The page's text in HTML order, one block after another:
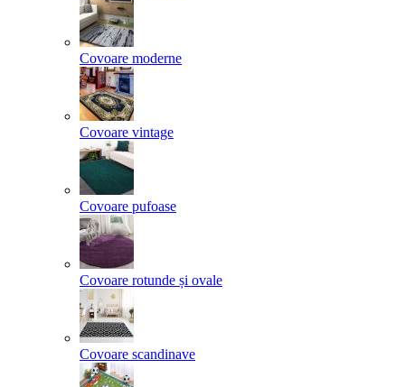
Covoare moderne
Covoare vintage
Covoare pufoase
Covoare rotunde și ovale
Covoare scandinave